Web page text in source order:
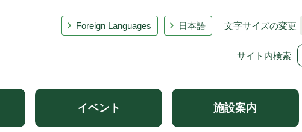
Foreign Languages 日本語 文字サイズの変更
サイト内検索
イベント 施設案内